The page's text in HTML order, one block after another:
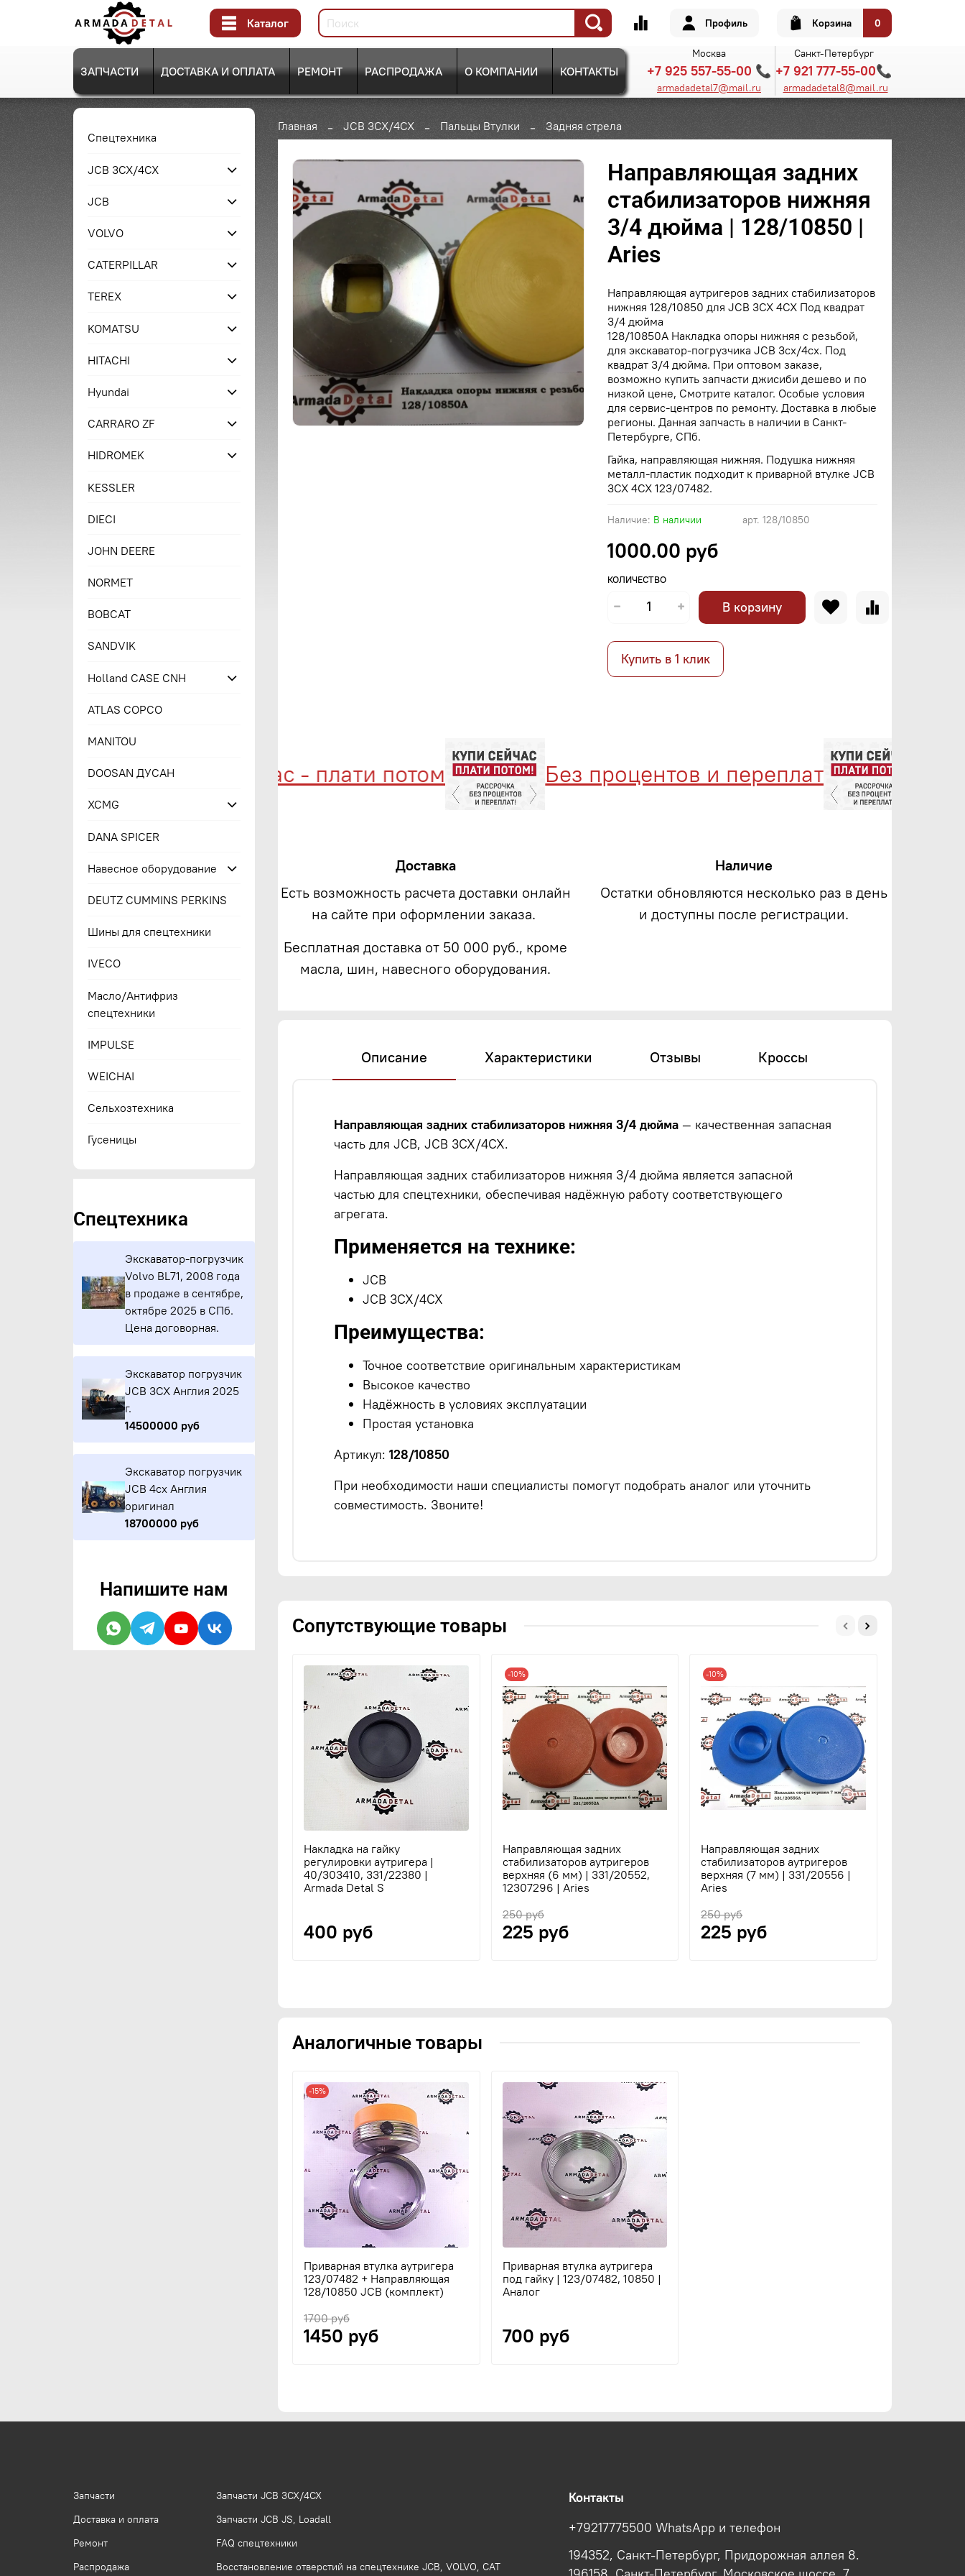
Каталог Профиль Корзина 0
ЗАПЧАСТИ ДОСТАВКА И ОПЛАТА РЕМОНТ РАСПРОДАЖА О КОМПАНИИ КОНТАКТЫ
Москва Санкт-Петербург
+7 925 557-55-00 📞 +7 921 777-55-00📞
armadadetal7@mail.ru armadadetal8@mail.ru
Главная JCB 3CX/4CX Пальцы Втулки Задняя стрела
арт.128/10850
Наличие: В наличии
Направляющая задних
стабилизаторов нижняя
3/4 дюйма | 128/10850 |
Aries
1000.00 руб
КОЛИЧЕСТВО
В корзину
Купить в 1 клик
Направляющая аутригеров задних стабилизаторов
нижняя 128/10850 для JCB 3CX 4CX Под квадрат
3/4 дюйма
128/10850A Накладка опоры нижняя с резьбой,
для экскаватор-погрузчика JCB 3cx/4cx. Под
квадрат 3/4 дюйма. При оптовом заказе,
возможно купить запчасти джисиби дешево и по
низкой цене, Смотрите каталог. Особые условия
для сервис-центров по ремонту. Доставка в любые
регионы. Данная запчасть в наличии в Санкт-
Петербурге, СПб.
Гайка, направляющая нижняя. Подушка нижняя
металл-пластик подходит к приварной втулке JCB
3CX 4CX123/07482.
Купи сейчас - плати потом Без процентов и переплат
Доставка
Есть возможность расчета доставки онлайн
на сайте при оформлении заказа.
Бесплатная доставка от 50 000 руб., кроме
масла, шин, навесного оборудования.
Наличие
Остатки обновляются несколько раз в день
и доступны после регистрации.
Описание Характеристики Отзывы Кроссы
Направляющая задних стабилизаторов нижняя 3/4 дюйма — качественная запасная
часть для JCB, JCB 3CX/4CX.
Направляющая задних стабилизаторов нижняя 3/4 дюйма является запасной
частью для спецтехники, обеспечивая надёжную работу соответствующего
агрегата.
Применяется на технике:
JCB
JCB 3CX/4CX
Преимущества:
Точное соответствие оригинальным характеристикам
Высокое качество
Надёжность в условиях эксплуатации
Простая установка
Артикул:128/10850
При необходимости наши специалисты помогут подобрать аналог или уточнить
совместимость. Звоните!
Сопутствующие товары
Накладка на гайку
регулировки аутригера |
40/303410, 331/22380 |
Armada Detal S
400 руб
-10%
Направляющая задних
стабилизаторов аутригеров
верхняя (6 мм) | 331/20552,
12307296 | Aries
250 руб
225 руб
-10%
Направляющая задних
стабилизаторов аутригеров
верхняя (7 мм) | 331/20556 |
Aries
250 руб
225 руб
Аналогичные товары
-15%
Приварная втулка аутригера
123/07482 + Направляющая
128/10850 JCB (комплект)
1700 руб
1450 руб
Приварная втулка аутригера
под гайку | 123/07482, 10850 |
Аналог
700 руб
Спецтехника
JCB 3CX/4CX
JCB
VOLVO
CATERPILLAR
TEREX
KOMATSU
HITACHI
Hyundai
CARRARO ZF
HIDROMEK
KESSLER
DIECI
JOHN DEERE
NORMET
BOBCAT
SANDVIK
Holland CASE CNH
ATLAS COPCO
MANITOU
DOOSAN ДУСАН
XCMG
DANA SPICER
Навесное оборудование
DEUTZ CUMMINS PERKINS
Шины для спецтехники
IVECO
Масло/Антифриз
спецтехники
IMPULSE
WEICHAI
Сельхозтехника
Гусеницы
Спецтехника
Экскаватор-погрузчик
Volvo BL71, 2008 года
в продаже в сентябре,
октябре 2025 в СПб.
Цена договорная.
Экскаватор погрузчик
JCB 3CX Англия 2025
г.
14500000 руб
Экскаватор погрузчик
JCB 4cx Англия
оригинал
18700000 руб
Напишите нам
Запчасти
Доставка и оплата
Ремонт
Распродажа
Запчасти JCB 3CX/4CX
Запчасти JCB JS, Loadall
FAQ спецтехники
Восстановление отверстий на спецтехнике JCB, VOLVO, CAT
Контакты
+79217775500 WhatsApp и телефон
194352, Санкт-Петербург, Придорожная аллея 8.